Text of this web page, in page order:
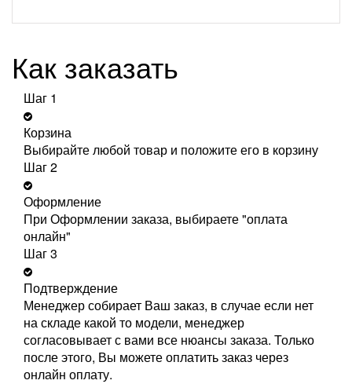
Как заказать
Шаг 1
Корзина
Выбирайте любой товар и положите его в корзину
Шаг 2
Оформление
При Оформлении заказа, выбираете "оплата
онлайн"
Шаг 3
Подтверждение
Менеджер собирает Ваш заказ, в случае если нет
на складе какой то модели, менеджер
согласовывает с вами все нюансы заказа. Только
после этого, Вы можете оплатить заказ через
онлайн оплату.